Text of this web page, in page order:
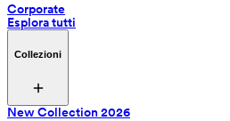
Corporate
Esplora tutti
Collezioni
New Collection 2026